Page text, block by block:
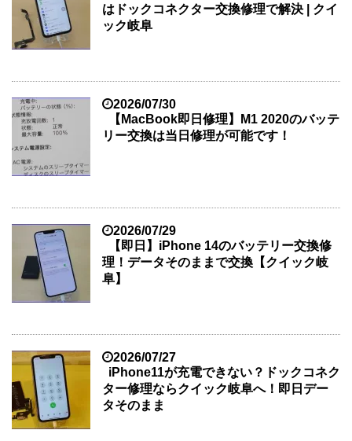
はドックコネクター交換修理で解決 | クイ
ック岐阜
2026/07/30
【MacBook即日修理】M1 2020のバッテ
リー交換は当日修理が可能です！
2026/07/29
【即日】iPhone 14のバッテリー交換修
理！データそのままで交換【クイック岐
阜】
2026/07/27
iPhone11が充電できない？ドックコネク
ター修理ならクイック岐阜へ！即日デー
タそのまま